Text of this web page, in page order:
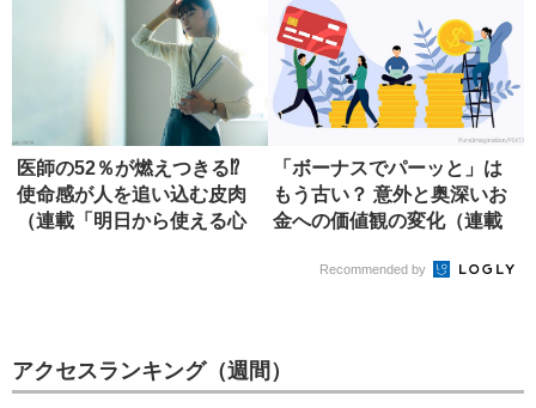
医師の52％が燃えつきる⁉
使命感が人を追い込む皮肉
（連載「明日から使える心
「ボーナスでパーッと」は
もう古い？ 意外と奥深いお
金への価値観の変化（連載
Recommended by
アクセスランキング（週間）